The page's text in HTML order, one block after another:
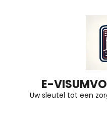
E-
Uw sleutel tot een